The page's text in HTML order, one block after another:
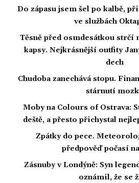
Do zápasu jsem šel po kalbě,
ve službách
Těsně před osmdesátkou strčí
kapsy. Nejkrásnější outfity
dech
Chudoba zanechává stopu.
stárnutí
Moby na Colours of Ostrava:
deště, a přesto přichystal
Zpátky do pece.
předpověď počasí
Zásnuby v Londýně: Syn
oznámil, že se